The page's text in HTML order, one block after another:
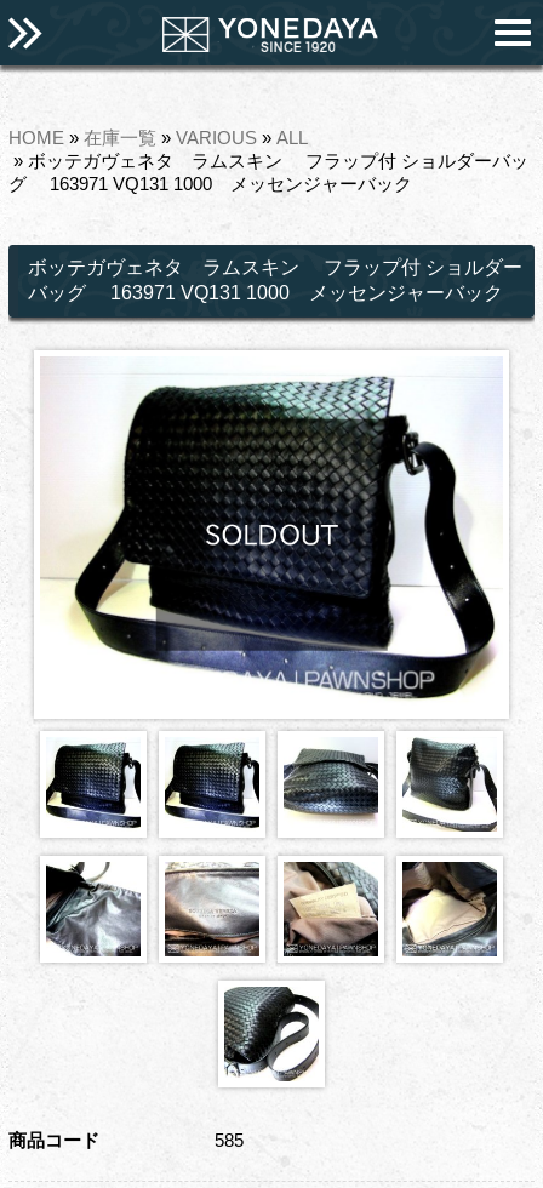
HOME » 在庫一覧 » VARIOUS» ALL
» ボッテガヴェネタ ラムスキン フラップ付 ショルダーバッ
グ 163971 VQ131 1000 メッセンジャーバック
ボッテガヴェネタ ラムスキン フラップ付 ショルダー
バッグ 163971 VQ131 1000 メッセンジャーバック
商品コード 585